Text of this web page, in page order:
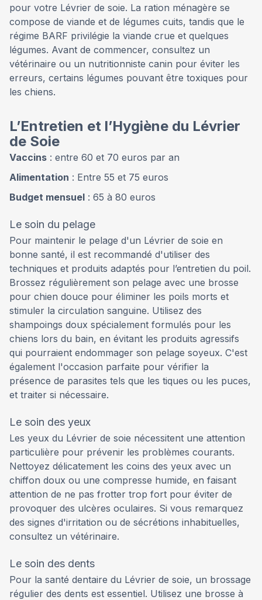
pour votre Lévrier de soie. La ration ménagère se
compose de viande et de légumes cuits, tandis que le
régime BARF privilégie la viande crue et quelques
légumes. Avant de commencer, consultez un
vétérinaire ou un nutritionniste canin pour éviter les
erreurs, certains légumes pouvant être toxiques pour
les chiens.
L’Entretien et l’Hygiène du Lévrier
de Soie
Vaccins : entre 60 et 70 euros par an
Alimentation : Entre 55 et 75 euros
Budget mensuel : 65 à 80 euros
Le soin du pelage
Pour maintenir le pelage d'un Lévrier de soie en
bonne santé, il est recommandé d'utiliser des
techniques et produits adaptés pour l’entretien du poil.
Brossez régulièrement son pelage avec une brosse
pour chien douce pour éliminer les poils morts et
stimuler la circulation sanguine. Utilisez des
shampoings doux spécialement formulés pour les
chiens lors du bain, en évitant les produits agressifs
qui pourraient endommager son pelage soyeux. C'est
également l'occasion parfaite pour vérifier la
présence de parasites tels que les tiques ou les puces,
et traiter si nécessaire.
Le soin des yeux
Les yeux du Lévrier de soie nécessitent une attention
particulière pour prévenir les problèmes courants.
Nettoyez délicatement les coins des yeux avec un
chiffon doux ou une compresse humide, en faisant
attention de ne pas frotter trop fort pour éviter de
provoquer des ulcères oculaires. Si vous remarquez
des signes d'irritation ou de sécrétions inhabituelles,
consultez un vétérinaire.
Le soin des dents
Pour la santé dentaire du Lévrier de soie, un brossage
régulier des dents est essentiel. Utilisez une brosse à